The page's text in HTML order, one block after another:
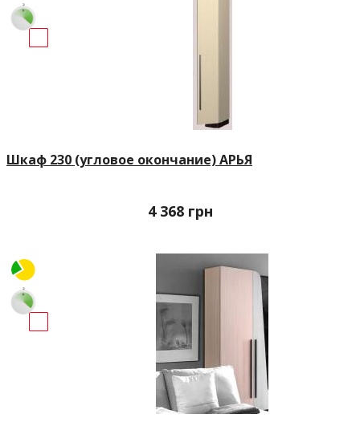
Шкаф 230 (угловое окончание) АРЬЯ
4 368 грн